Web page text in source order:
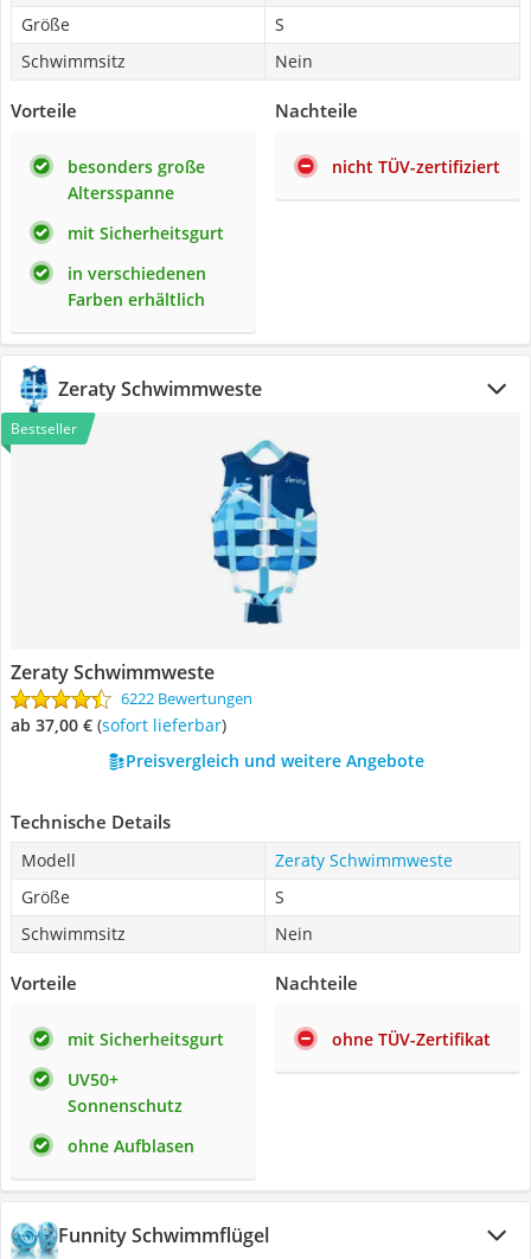
Größe
S
Schwimmsitz
Nein
Vorteile
besonders große
Altersspanne
mit Sicherheitsgurt
in verschiedenen
Farben erhältlich
Nachteile
nicht TÜV-zertifiziert
Zeraty Schwimmweste
Bestseller
Zeraty Schwimmweste
6222 Bewertungen
ab 37,00 € ( Sofort lieferbar)
Preisvergleich und weitere Angebote
Technische Details
Modell
Zeraty Schwimmweste
Größe
S
Schwimmsitz
Nein
Vorteile
mit Sicherheitsgurt
UV50+
Sonnenschutz
ohne Aufblasen
Nachteile
ohne TÜV-Zertifikat
Funnity Schwimmflügel